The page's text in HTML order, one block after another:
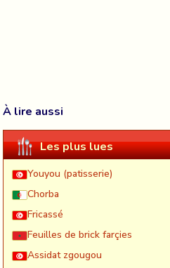
À lire aussi
Les plus lues
Youyou (patisserie)
Chorba
Fricassé
Feuilles de brick farçies
Assidat zgougou